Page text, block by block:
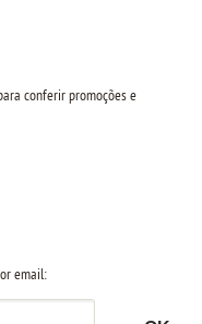
conferir promoções e
email: